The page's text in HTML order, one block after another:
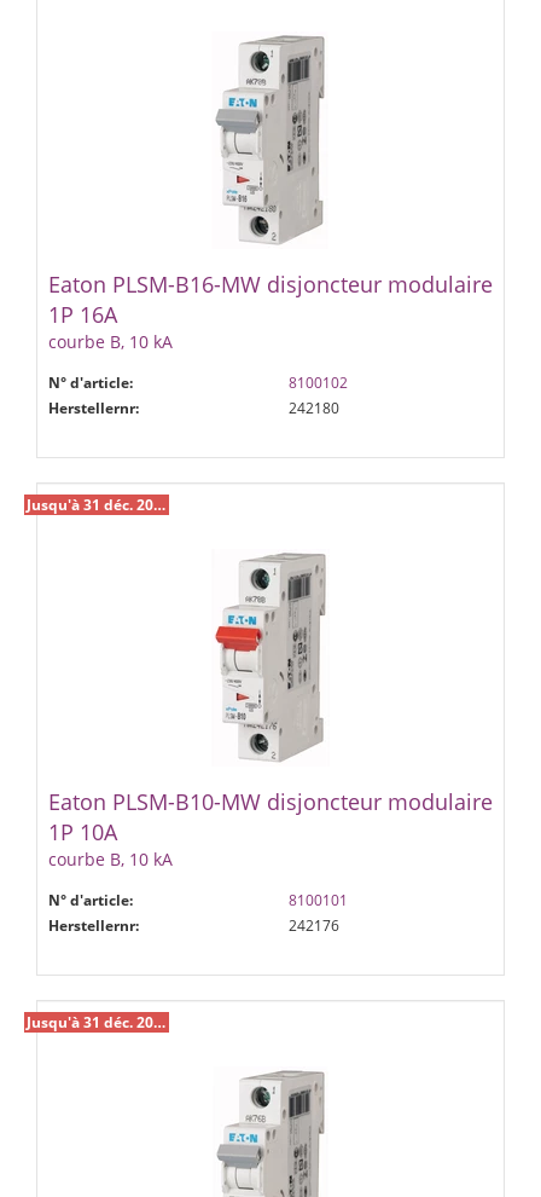
Eaton PLSM-B16-MW disjoncteur modulaire
1P 16A
courbe B, 10 kA
N° d'article:
8100102
Herstellernr:
242180
Jusqu'à 31 déc. 2026 %
Eaton PLSM-B10-MW disjoncteur modulaire
1P 10A
courbe B, 10 kA
N° d'article:
8100101
Herstellernr:
242176
Jusqu'à 31 déc. 2026 %